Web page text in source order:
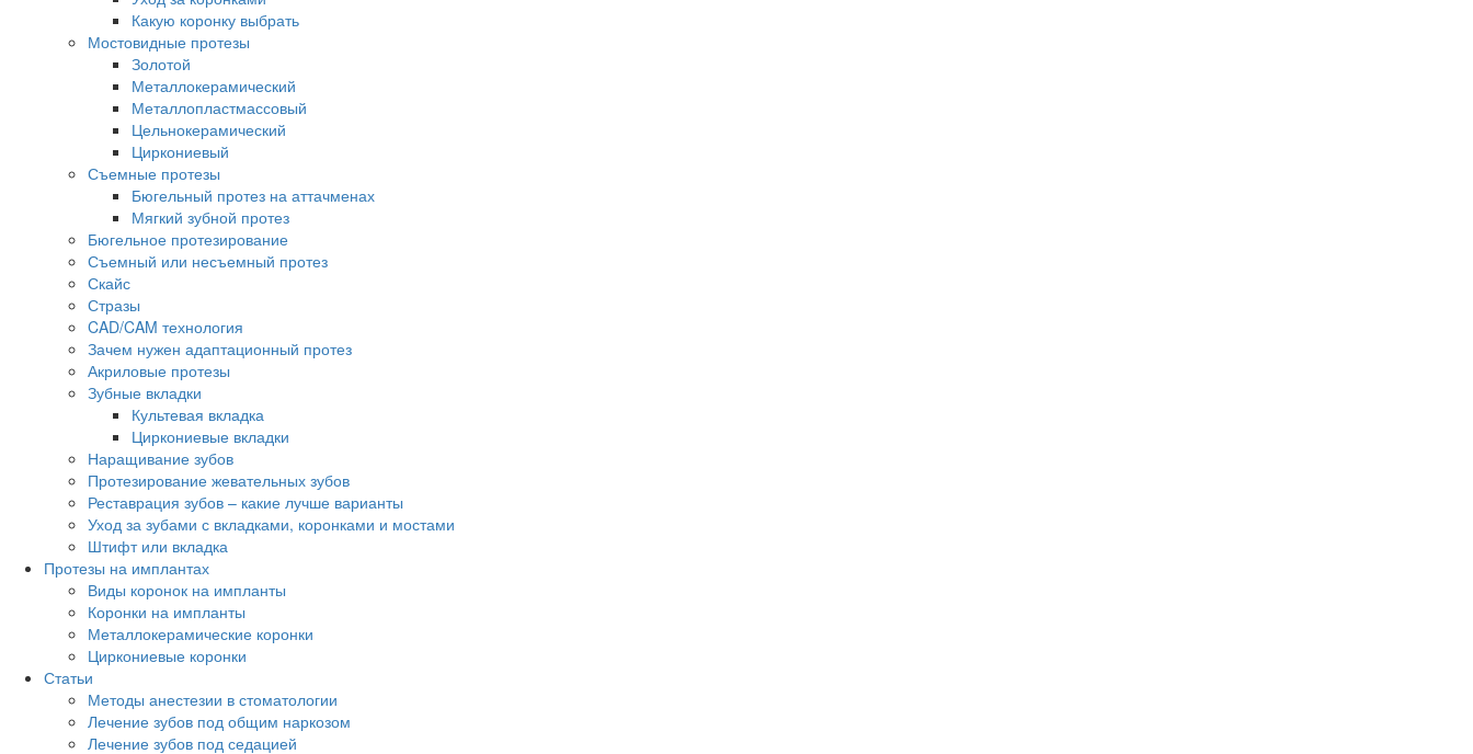
Какую коронку выбрать
Мостовидные протезы
Золотой
Металлокерамический
Металлопластмассовый
Цельнокерамический
Циркониевый
Съемные протезы
Бюгельный протез на аттачменах
Мягкий зубной протез
Бюгельное протезирование
Съемный или несъемный протез
Скайс
Стразы
CAD/CAM технология
Зачем нужен адаптационный протез
Акриловые протезы
Зубные вкладки
Культевая вкладка
Циркониевые вкладки
Наращивание зубов
Протезирование жевательных зубов
Реставрация зубов – какие лучше варианты
Уход за зубами с вкладками, коронками и мостами
Штифт или вкладка
Протезы на имплантах
Виды коронок на импланты
Коронки на импланты
Металлокерамические коронки
Циркониевые коронки
Статьи
Методы анестезии в стоматологии
Лечение зубов под общим наркозом
Лечение зубов под седацией